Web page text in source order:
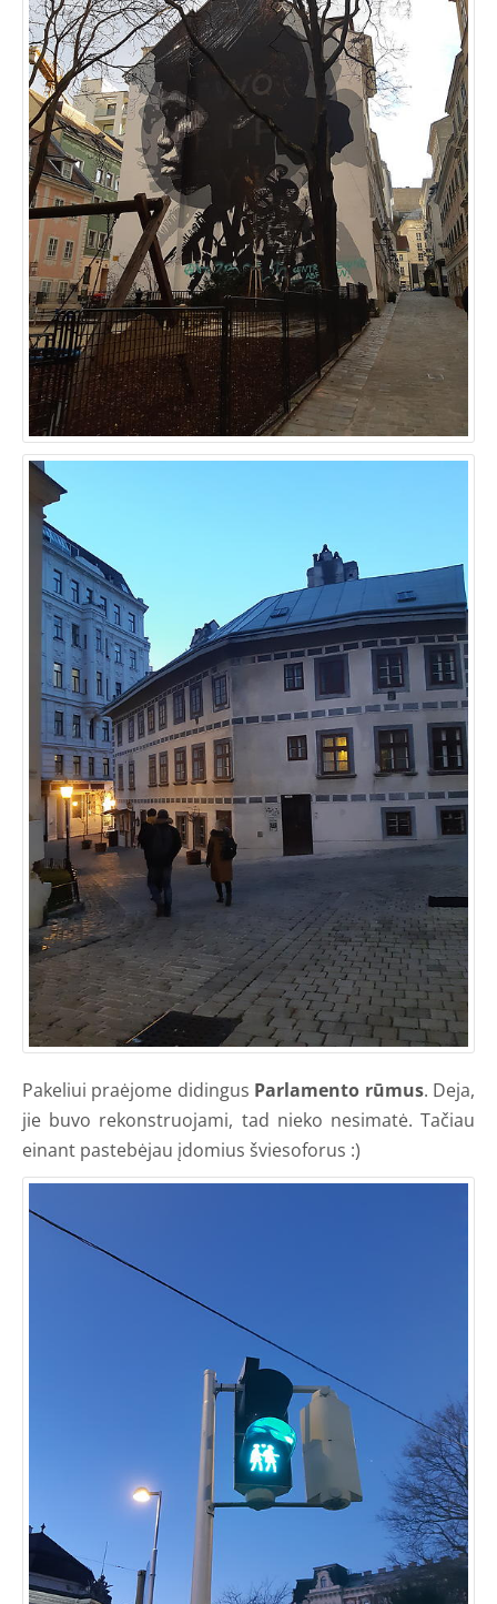
Pakeliui praėjome didingus Parlamento rūmus. Deja,
jie buvo rekonstruojami, tad nieko nesimatė. Tačiau
einant pastebėjau įdomius šviesoforus :)